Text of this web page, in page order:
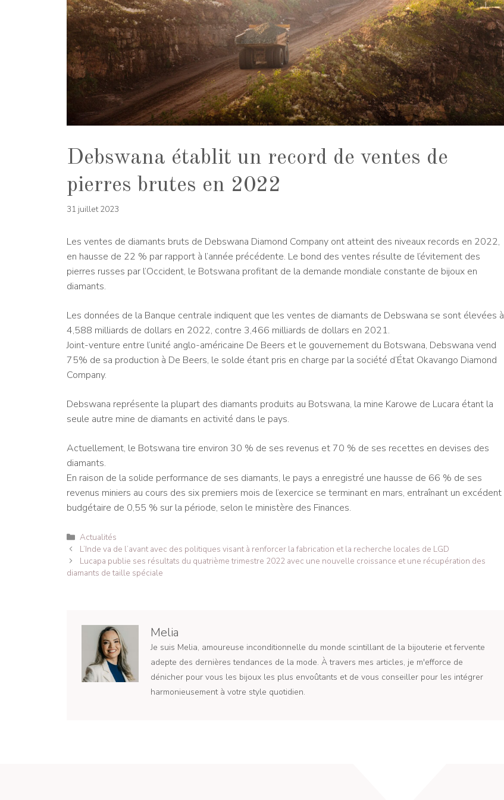
Debswana établit un record de ventes de
pierres brutes en 2022
31 juillet 2023
Les ventes de diamants bruts de Debswana Diamond Company ont atteint des niveaux records en 2022,
en hausse de 22 % par rapport à l’année précédente. Le bond des ventes résulte de l’évitement des
pierres russes par l’Occident, le Botswana profitant de la demande mondiale constante de bijoux en
diamants.
Les données de la Banque centrale indiquent que les ventes de diamants de Debswana se sont élevées à
4,588 milliards de dollars en 2022, contre 3,466 milliards de dollars en 2021.
Joint-venture entre l’unité anglo-américaine De Beers et le gouvernement du Botswana, Debswana vend
75% de sa production à De Beers, le solde étant pris en charge par la société d’État Okavango Diamond
Company.
Debswana représente la plupart des diamants produits au Botswana, la mine Karowe de Lucara étant la
seule autre mine de diamants en activité dans le pays.
Actuellement, le Botswana tire environ 30 % de ses revenus et 70 % de ses recettes en devises des
diamants.
En raison de la solide performance de ses diamants, le pays a enregistré une hausse de 66 % de ses
revenus miniers au cours des six premiers mois de l’exercice se terminant en mars, entraînant un excédent
budgétaire de 0,55 % sur la période, selon le ministère des Finances.
Catégories
Actualités
Navigation
des
articles
L’Inde va de l’avant avec des politiques visant à renforcer la fabrication et la recherche locales de LGD
Lucapa publie ses résultats du quatrième trimestre 2022 avec une nouvelle croissance et une récupération des
diamants de taille spéciale
Melia
Je suis Melia, amoureuse inconditionnelle du monde scintillant de la bijouterie et fervente
adepte des dernières tendances de la mode. À travers mes articles, je m'efforce de
dénicher pour vous les bijoux les plus envoûtants et de vous conseiller pour les intégrer
harmonieusement à votre style quotidien.